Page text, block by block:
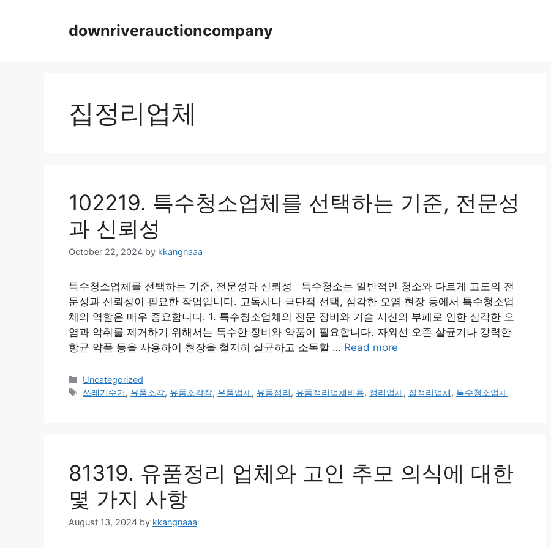
downriverauctioncompany
집정리업체
102219. 특수청소업체를 선택하는 기준, 전문성
과 신뢰성
October 22, 2024 by kkangnaaa
특수청소업체를 선택하는 기준, 전문성과 신뢰성 특수청소는 일반적인 청소와 다르게 고도의 전
문성과 신뢰성이 필요한 작업입니다. 고독사나 극단적 선택, 심각한 오염 현장 등에서 특수청소업
체의 역할은 매우 중요합니다. 1. 특수청소업체의 전문 장비와 기술 시신의 부패로 인한 심각한 오
염과 악취를 제거하기 위해서는 특수한 장비와 약품이 필요합니다. 자외선 오존 살균기나 강력한
항균 약품 등을 사용하여 현장을 철저히 살균하고 소독할 … Read more
Categories
Uncategorized
Tags
쓰레기수거, 유품소각, 유품소각장, 유품업체, 유품정리, 유품정리업체비용, 정리업체, 집정리업체, 특수청소업체
81319. 유품정리 업체와 고인 추모 의식에 대한
몇 가지 사항
August 13, 2024 by kkangnaaa